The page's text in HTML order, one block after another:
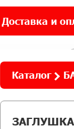
Доставка и
Каталог
ЗАГЛУШКА